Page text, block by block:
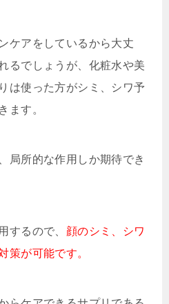
ケアをしているから大丈
るでしょうが、化粧水や美
は使った方がシミ、シワ予
ます。
局所的な作用しか期待でき
するので、 顔のシミ、シワ
策が可能です。